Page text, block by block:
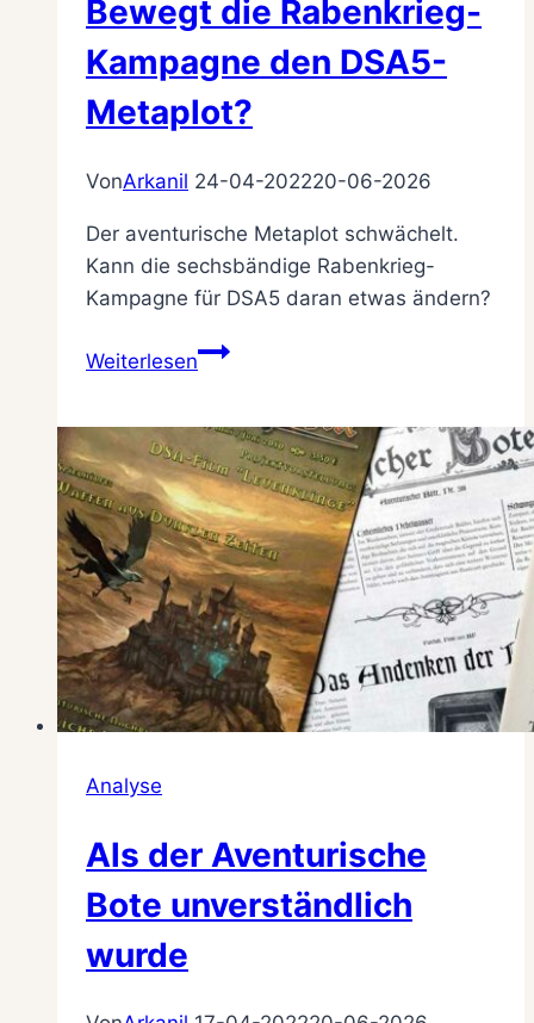
Bewegt die Rabenkrieg-
Kampagne den DSA5-
Metaplot?
VonArkanil 24-04-202220-06-2026
Der aventurische Metaplot schwächelt.
Kann die sechsbändige Rabenkrieg-
Kampagne für DSA5 daran etwas ändern?
WeiterlesenBewegt
Kampagne
den
DSA5-
Metaplot?
Analyse
Als der Aventurische
Bote unverständlich
wurde